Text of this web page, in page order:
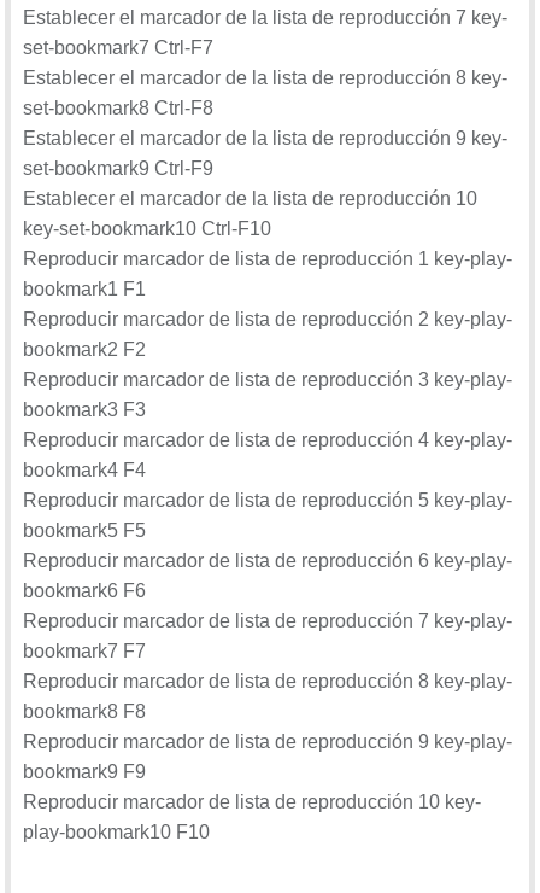
Establecer el marcador de la lista de reproducción 7 key-
set-bookmark7 Ctrl-F7
Establecer el marcador de la lista de reproducción 8 key-
set-bookmark8 Ctrl-F8
Establecer el marcador de la lista de reproducción 9 key-
set-bookmark9 Ctrl-F9
Establecer el marcador de la lista de reproducción 10
key-set-bookmark10 Ctrl-F10
Reproducir marcador de lista de reproducción 1 key-play-
bookmark1 F1
Reproducir marcador de lista de reproducción 2 key-play-
bookmark2 F2
Reproducir marcador de lista de reproducción 3 key-play-
bookmark3 F3
Reproducir marcador de lista de reproducción 4 key-play-
bookmark4 F4
Reproducir marcador de lista de reproducción 5 key-play-
bookmark5 F5
Reproducir marcador de lista de reproducción 6 key-play-
bookmark6 F6
Reproducir marcador de lista de reproducción 7 key-play-
bookmark7 F7
Reproducir marcador de lista de reproducción 8 key-play-
bookmark8 F8
Reproducir marcador de lista de reproducción 9 key-play-
bookmark9 F9
Reproducir marcador de lista de reproducción 10 key-
play-bookmark10 F10